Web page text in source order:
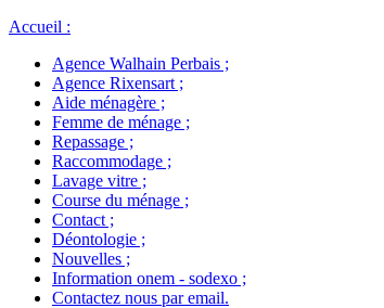
Accueil :
Agence Walhain Perbais ;
Agence Rixensart ;
Aide ménagère ;
Femme de ménage ;
Repassage ;
Raccommodage ;
Lavage vitre ;
Course du ménage ;
Contact ;
Déontologie ;
Nouvelles ;
Information onem - sodexo ;
Contactez nous par email.